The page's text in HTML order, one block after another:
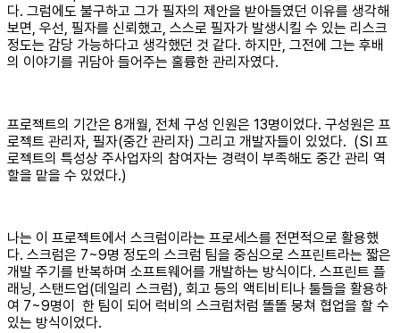
다. 그럼에도 불구하고 그가 필자의 제안을 받아들였던 이유를 생각해
보면, 우선, 필자를 신뢰했고, 스스로 필자가 발생시킬 수 있는 리스크
정도는 감당 가능하다고 생각했던 것 같다. 하지만, 그전에 그는 후배
의 이야기를 귀담아 들어주는 훌륭한 관리자였다.
프로젝트의 기간은 8개월, 전체 구성 인원은 13명이었다. 구성원은 프
로젝트 관리자, 필자(중간 관리자) 그리고 개발자들이 있었다. (SI 프
로젝트의 특성상 주사업자의 참여자는 경력이 부족해도 중간 관리 역
할을 맡을 수 있었다.)
나는 이 프로젝트에서 스크럼이라는 프로세스를 전면적으로 활용했
다. 스크럼은 7~9명 정도의 스크럼 팀을 중심으로 스프린트라는 짧은
개발 주기를 반복하며 소프트웨어를 개발하는 방식이다. 스프린트 플
래닝, 스탠드업(데일리 스크럼), 회고 등의 액티비티나 툴들을 활용하
여 7~9명이 한 팀이 되어 럭비의 스크럼처럼 똘똘 뭉쳐 협업을 할 수
있는 방식이었다.